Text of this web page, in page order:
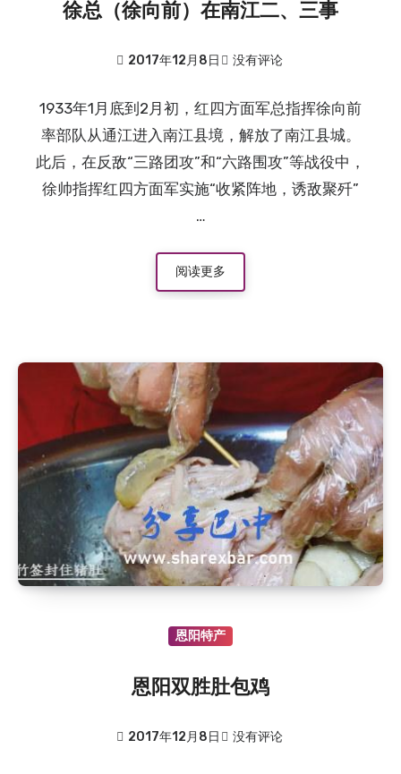
徐总（徐向前）在南江二、三事
2017年12月8日 没有评论
1933年1月底到2月初，红四方面军总指挥徐向前
率部队从通江进入南江县境，解放了南江县城。
此后，在反敌“三路团攻”和“六路围攻”等战役中，
徐帅指挥红四方面军实施“收紧阵地，诱敌聚歼”
…
阅读更多
恩阳特产
恩阳双胜肚包鸡
2017年12月8日 没有评论